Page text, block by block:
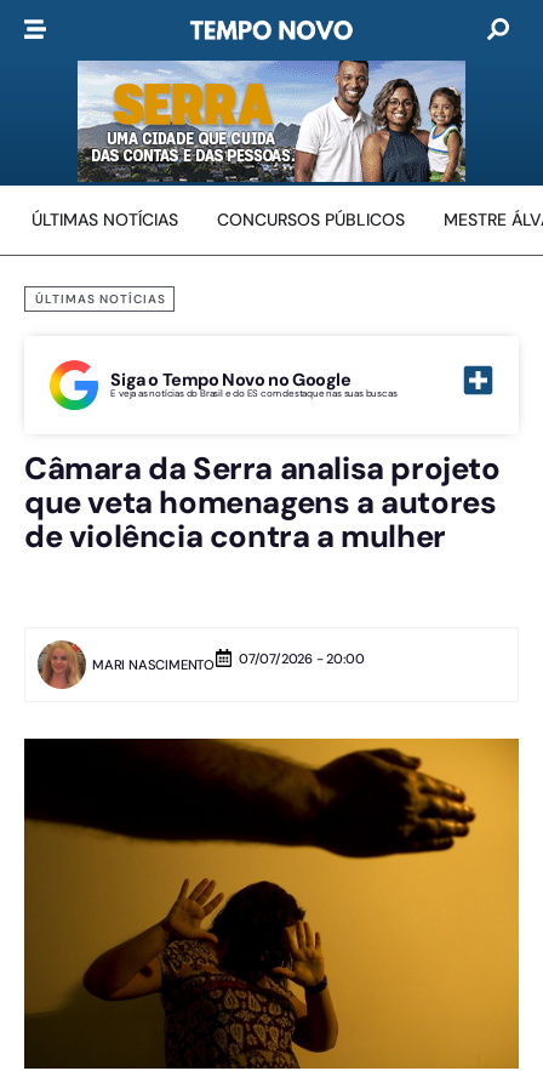
ÚLTIMAS NOTÍCIAS CONCURSOS PÚBLICOS MESTRE
ÚLTIMAS NOTÍCIAS
Siga o Tempo Novo no Google
E veja as notícias do Brasil e do ES com destaque nas suas buscas
Câmara da Serra analisa projeto
que veta homenagens a autores
de violência contra a mulher
MARI NASCIMENTO 07/07/2026 - 20:00